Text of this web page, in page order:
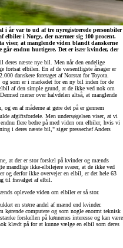
i år var to ud af tre nyregistrerede personbiler
elbiler i Norge, der nærmer sig 100 procent.
viser, at manglende viden blandt danskerne
går endnu hurtigere. Det er især kvinder, der
deres næste nye bil. Men når den endelige
fortsat elbilen. En af de væsentligste årsager er
danskere foretaget af Norstat for Toyota.
og som er i markedet for en ny bil inden for de
af den simple grund, at de ikke ved nok om
mener over halvdelen altså, at manglende
en af måderne at gøre det på er gennem
afgiftsfordele. Men undersøgelsen viser, at vi
flere bedre på med viden om elbiler, hvis vi
i deres næste bil," siger pressechef Anders
at der er stor forskel på kvinder og mænds
mandlige ikke-elbilejere svarer, at de ikke ved
og derfor ikke overvejer en elbil, er det hele 63
til fravalget af elbil.
oplevede viden om elbiler er så stor.
en større andel af mænd end kvinder.
computere og som nogle enormt teknisk
forskellen på kønnenes interesse og kan være
klædt på for at kunne vælge en elbil som deres